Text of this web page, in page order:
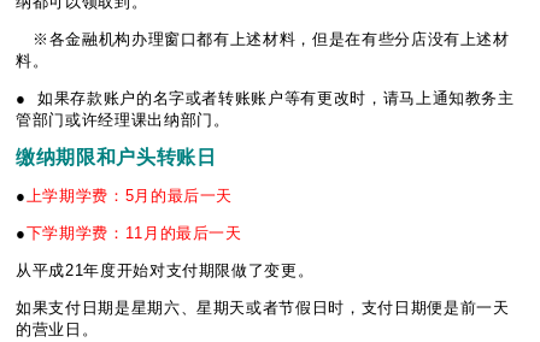
※各金融机构办理窗口都有上述材料，但是在有些分店没有上述材
料。
● 如果存款账户的名字或者转账账户等有更改时，请马上通知教务主
管部门或许经理课出纳部门。
缴纳期限和 户头转账 日
●上学期学费：5月的最后一天
●下学期学费：11月的最后一天
从平成21年度开始对支付期限做了变更。
如果支付日期是星期六、星期天或者节假日时，支付日期便是前一天
的营业日。